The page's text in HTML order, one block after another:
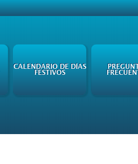
CALENDARIO DE DÍAS
FESTIVOS